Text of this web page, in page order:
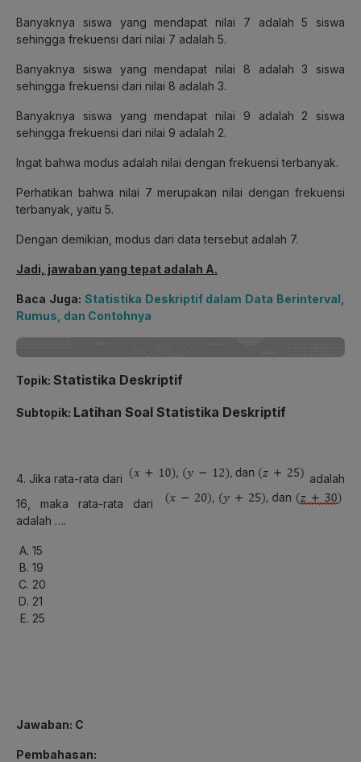
Banyaknya siswa yang mendapat nilai 7 adalah 5 siswa
sehingga frekuensi dari nilai 7 adalah 5.
Banyaknya siswa yang mendapat nilai 8 adalah 3 siswa
sehingga frekuensi dari nilai 8 adalah 3.
Banyaknya siswa yang mendapat nilai 9 adalah 2 siswa
sehingga frekuensi dari nilai 9 adalah 2.
Ingat bahwa modus adalah nilai dengan frekuensi terbanyak.
Perhatikan bahwa nilai 7 merupakan nilai dengan frekuensi
terbanyak, yaitu 5.
Dengan demikian, modus dari data tersebut adalah 7.
Jadi, jawaban yang tepat adalah A.
Baca Juga: Statistika Deskriptif dalam Data Berinterval,
Rumus, dan Contohnya
Topik: Statistika Deskriptif
Subtopik: Latihan Soal Statistika Deskriptif
4. Jika rata-rata dari
adalah
16, maka rata-rata dari
adalah ….
15
19
20
21
25
Jawaban: C
Pembahasan: